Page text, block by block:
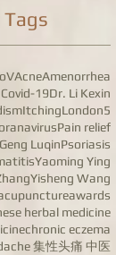
Tags
AcneAmenorrhea
Covid-19Dr. Li Kexin
ItchingLondon5
Pain relief
LuqinPsoriasis
Yaoming Ying
Yisheng Wang
awards
herbal medicine
chronic eczema
集性头痛 中医